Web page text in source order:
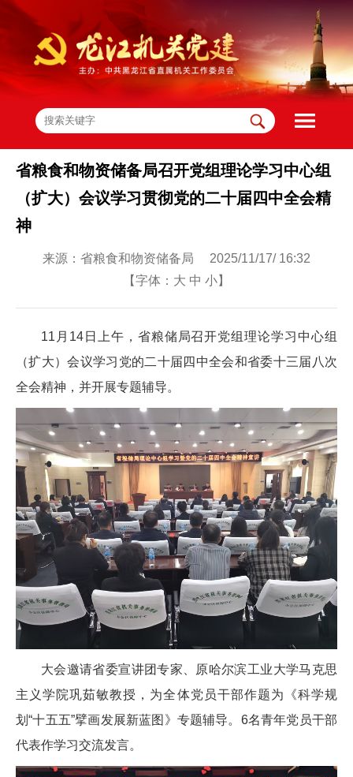
省粮食和物资储备局召开党组理论学习中心组
（扩大）会议学习贯彻党的二十届四中全会精
神
来源：省粮食和物资储备局 2025/11/17/ 16:32
【字体： 大 中 小】
11月14日上午，省粮储局召开党组理论学习中心组
（扩大）会议学习党的二十届四中全会和省委十三届八次
全会精神，并开展专题辅导。
大会邀请省委宣讲团专家、原哈尔滨工业大学马克思
主义学院巩茹敏教授，为全体党员干部作题为《科学规
划“十五五”擘画发展新蓝图》专题辅导。6名青年党员干部
代表作学习交流发言。